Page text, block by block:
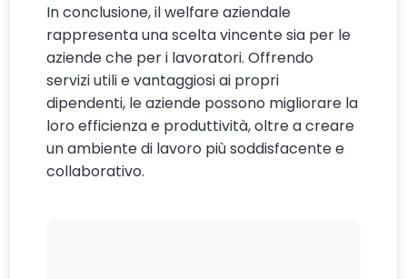
In conclusione, il welfare aziendale
rappresenta una scelta vincente sia per le
aziende che per i lavoratori. Offrendo
servizi utili e vantaggiosi ai propri
dipendenti, le aziende possono migliorare la
loro efficienza e produttività, oltre a creare
un ambiente di lavoro più soddisfacente e
collaborativo.